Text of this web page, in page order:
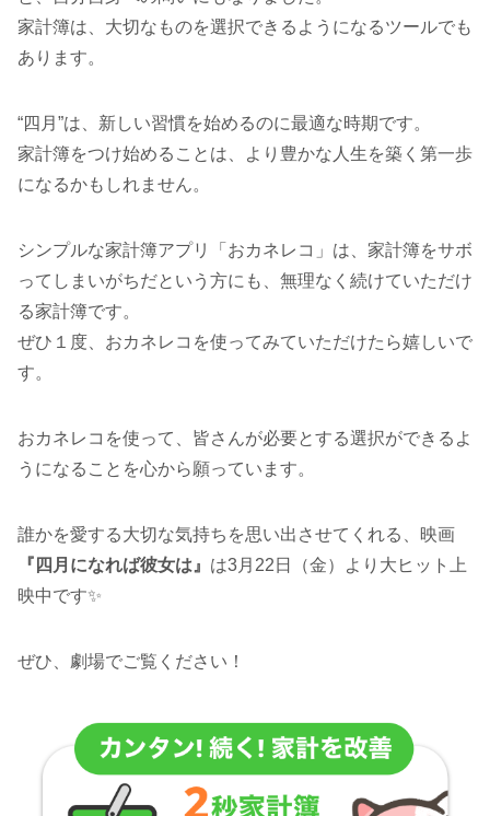
家計簿は、大切なものを選択できるようになるツールでも
あります。
“四月”は、新しい習慣を始めるのに最適な時期です。
家計簿をつけ始めることは、より豊かな人生を築く第一歩
になるかもしれません。
シンプルな家計簿アプリ「おカネレコ」は、家計簿をサボ
ってしまいがちだという方にも、無理なく続けていただけ
る家計簿です。
ぜひ１度、おカネレコを使ってみていただけたら嬉しいで
す。
おカネレコを使って、皆さんが必要とする選択ができるよ
うになることを心から願っています。
誰かを愛する大切な気持ちを思い出させてくれる、映画
『四月になれば彼女は』 は3月22日（金）より大ヒット上
映中です✨
ぜひ、劇場でご覧ください！